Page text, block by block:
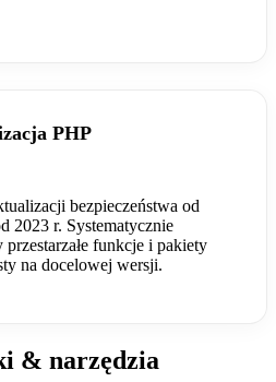
PHP
bezpieczeństwa od
2023 r. Systematycznie
funkcje i pakiety
na docelowej wersji.
& narzędzia